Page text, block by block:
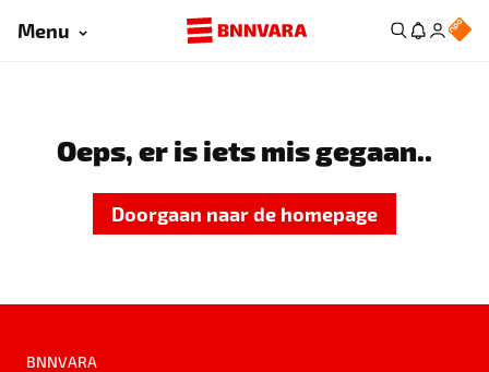
Menu
Oeps, er is iets mis gegaan..
Doorgaan naar de homepage
BNNVARA